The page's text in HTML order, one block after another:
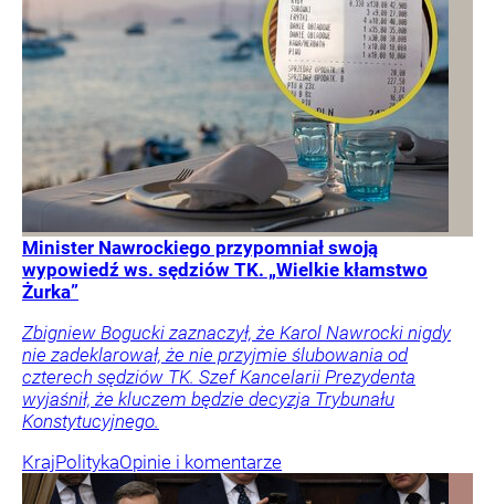
Minister Nawrockiego przypomniał swoją
wypowiedź ws. sędziów TK. „Wielkie kłamstwo
Żurka”
Zbigniew Bogucki zaznaczył, że Karol Nawrocki nigdy
nie zadeklarował, że nie przyjmie ślubowania od
czterech sędziów TK. Szef Kancelarii Prezydenta
wyjaśnił, że kluczem będzie decyzja Trybunału
Konstytucyjnego.
KrajPolitykaOpinie i komentarze